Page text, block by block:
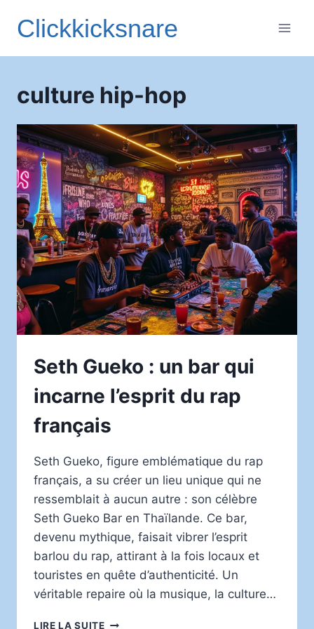
Clickkicksnare
culture hip-hop
Seth Gueko : un bar qui
incarne l’esprit du rap
français
Seth Gueko, figure emblématique du rap
français, a su créer un lieu unique qui ne
ressemblait à aucun autre : son célèbre
Seth Gueko Bar en Thaïlande. Ce bar,
devenu mythique, faisait vibrer l’esprit
barlou du rap, attirant à la fois locaux et
touristes en quête d’authenticité. Un
véritable repaire où la musique, la culture…
LIRE LA SUITESETH